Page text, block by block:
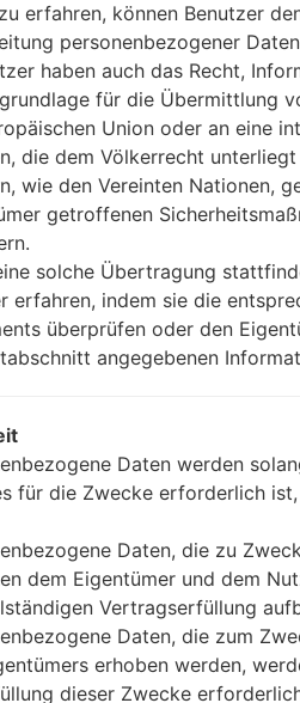
erfahren, können Benutzer
personenbezogener
haben auch das Recht,
für die Übermittlung
Union oder an eine
die dem Völkerrecht
wie den Vereinten Nationen,
getroffenen
solche Übertragung
erfahren, indem sie die
überprüfen oder den
angegebenen
Daten werden
für die Zwecke erforderlich
Daten, die zu
dem Eigentümer und dem
Vertragserfüllung
Daten, die zum
erhoben werden,
dieser Zwecke